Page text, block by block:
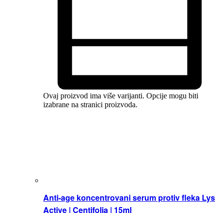
Ovaj proizvod ima više varijanti. Opcije mogu biti
izabrane na stranici proizvoda.
Anti-age koncentrovani serum protiv fleka Lys
Active | Centifolia | 15ml